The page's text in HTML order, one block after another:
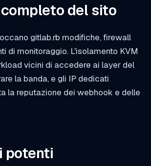
del sito
gitlab.rb modifiche, firewall
di monitoraggio. L'isolamento KVM
vicini di accedere ai layer del
la banda, e gli IP dedicati
la reputazione dei webhook e delle
potenti